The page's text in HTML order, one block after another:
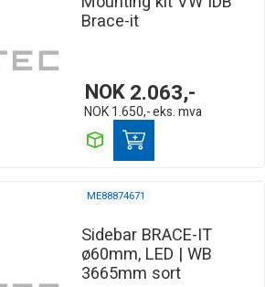
Brace-it
NOK2.063,-
NOK 1.650,-eks. mva
ME88874671
Sidebar BRACE-IT
ø60mm, LED | WB
3665mm sort